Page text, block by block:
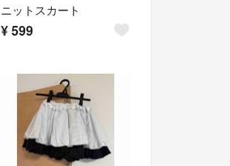
ニットスカート
¥599